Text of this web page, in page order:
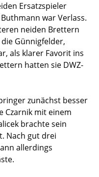
Ersatzspieler
war Verlass.
neiden Brettern
Günnigfelder,
als klarer Favorit ins
hatten sie DWZ-
zunächst besser
Czarnik mit einem
brachte sein
Nach gut drei
allerdings